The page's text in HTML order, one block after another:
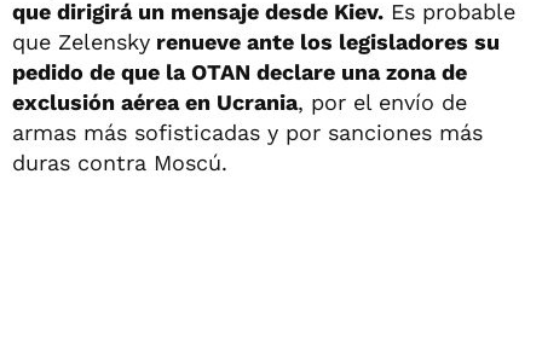
que dirigirá un mensaje desde Kiev. Es probable
que Zelensky renueve ante los legisladores su
pedido de que la OTAN declare una zona de
exclusión aérea en Ucrania, por el envío de
armas más sofisticadas y por sanciones más
duras contra Moscú.